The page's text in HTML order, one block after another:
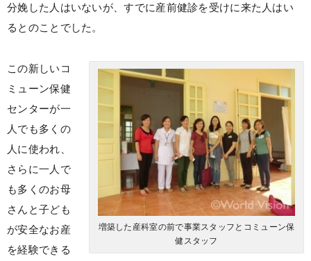
分娩した人はいないが、すでに産前健診を受けに来た人はい
るとのことでした。
増築した産科室の前で事業スタッフとコミューン保
健スタッフ
この新しいコ
ミューン保健
センターが一
人でも多くの
人に使われ、
さらに一人で
も多くのお母
さんと子ども
が安全なお産
を経験できる